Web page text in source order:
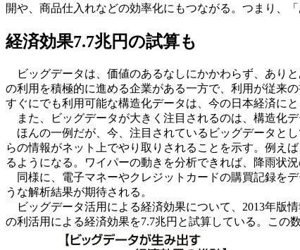
開や、商品仕入れなどの効率化にもつながる。つまり、
経済効果7.7兆円の試算も
ビッグデータは、価値のあるなしにかかわらず、あり
の利用を積極的に進める企業がある一方で、利用が従来
すぐにでも利用可能な構造化データは、今の日本経済に
また、ビッグデータが大きく注目されるのは、構造化
ほんの一例だが、今、注目されているビッグデータとし
らの情報がネット上でやり取りされることを示す。例え
るようになる。ワイパーの動きを分析できれば、降雨状況
同様に、電子マネーやクレジットカードの購買記録を
うな解析結果が期待される。
ビッグデータ活用による経済効果について、2013年版
の利活用による経済効果を7.7兆円と試算している。この